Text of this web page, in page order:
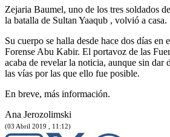
Zejaria Baumel, uno de los tres soldados
la batalla de Sultan Yaaqub , volvió a casa.
Su cuerpo se halla desde hace dos días en
Forense Abu Kabir. El portavoz de las
acaba de revelar la noticia, aunque sin dar
las vías por las que ello fue posible.
En breve, más información.
Ana Jerozolimski
(03 Abril 2019 , 11:12)